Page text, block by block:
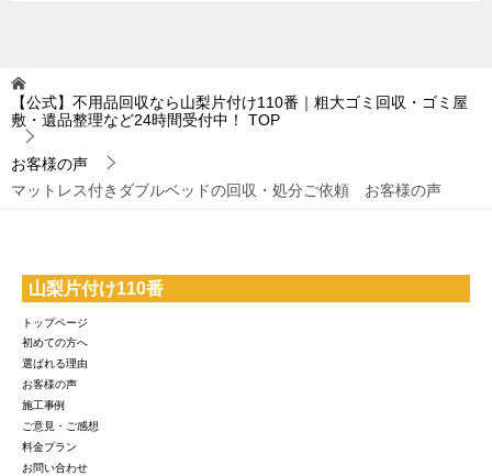
【公式】不用品回収なら山梨片付け110番｜粗大ゴミ回収・ゴミ屋
敷・遺品整理など24時間受付中！
TOP
お客様の声
マットレス付きダブルベッドの回収・処分ご依頼 お客様の声
山梨片付け110番
トップページ
初めての方へ
選ばれる理由
お客様の声
施工事例
ご意見・ご感想
料金プラン
お問い合わせ